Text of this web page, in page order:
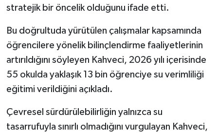
stratejik bir öncelik olduğunu ifade etti.
Bu doğrultuda yürütülen çalışmalar kapsamında
öğrencilere yönelik bilinçlendirme faaliyetlerinin
artırıldığını söyleyen Kahveci, 2026 yılı içerisinde
55 okulda yaklaşık 13 bin öğrenciye su verimliliği
eğitimi verildiğini açıkladı.
Çevresel sürdürülebilirliğin yalnızca su
tasarrufuyla sınırlı olmadığını vurgulayan Kahveci,
Şaphane
Simav
Siyaset